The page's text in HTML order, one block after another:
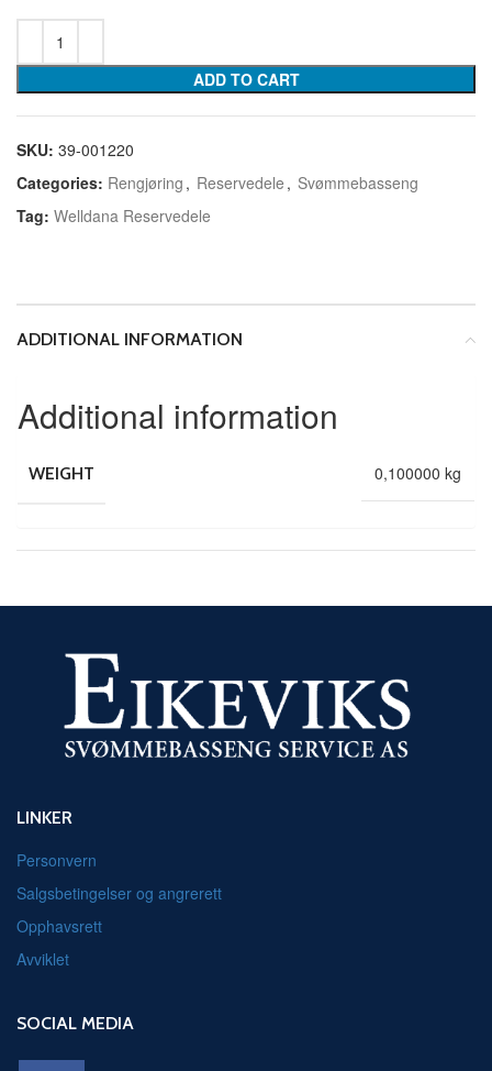
ADD TO CART
SKU: 39-001220
Categories: Rengjøring , Reservedele , Svømmebasseng
Tag: Welldana Reservedele
ADDITIONAL INFORMATION
Additional information
WEIGHT 0,100000 kg
LINKER
Personvern
Salgsbetingelser og angrerett
Opphavsrett
Avviklet
SOCIAL MEDIA